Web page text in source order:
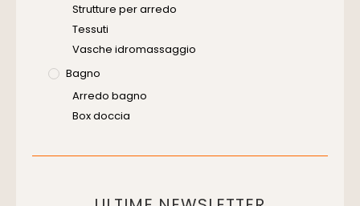
Strutture per arredo
Tessuti
Vasche idromassaggio
Bagno
Arredo bagno
Box doccia
Placche di comando per wc
Domotica Ed Impianti Elettrici